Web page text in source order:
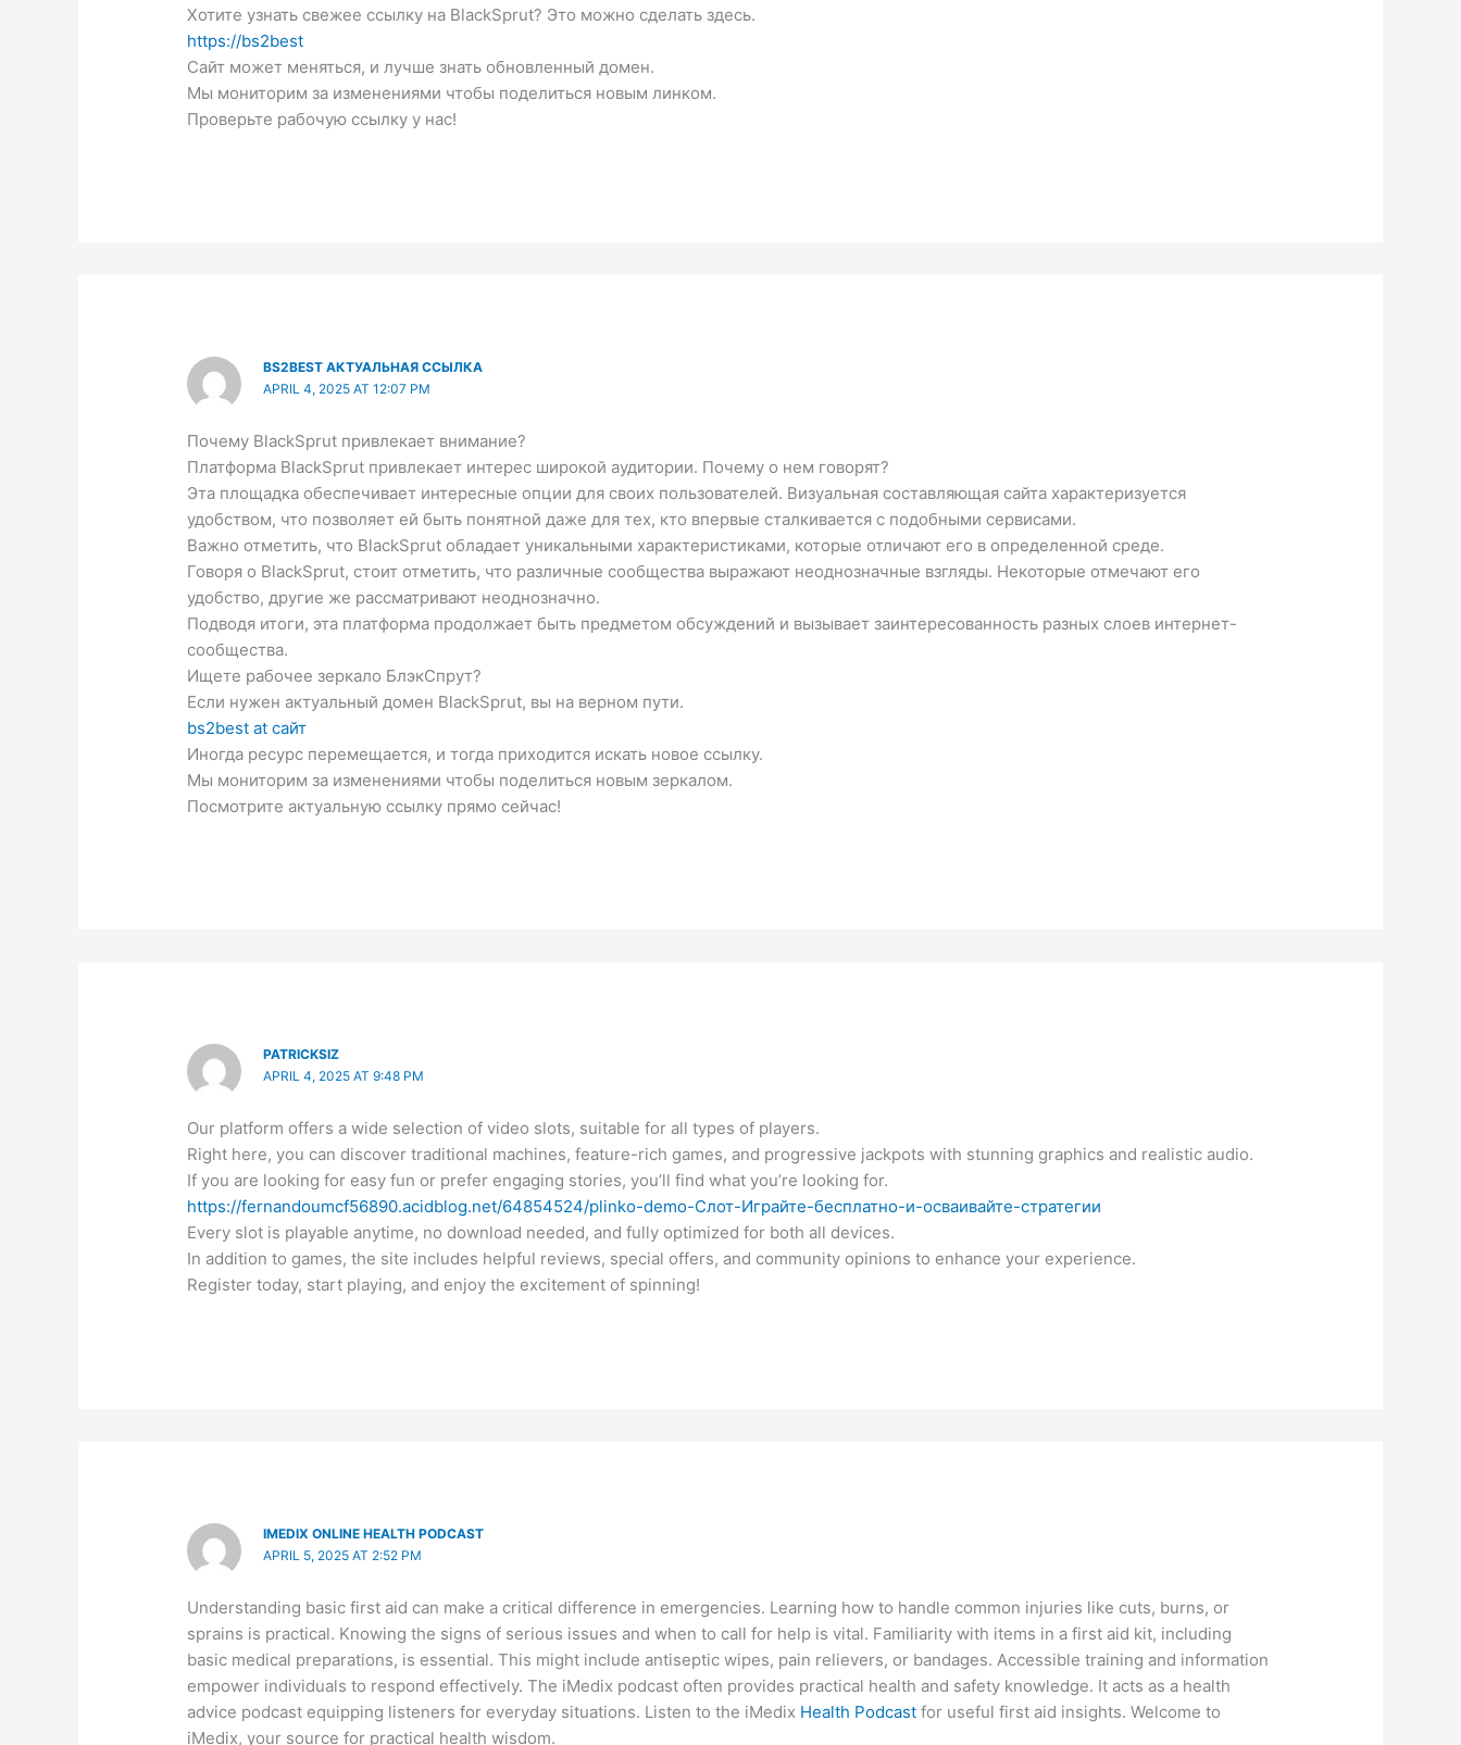
Хотите узнать свежее ссылку на BlackSprut? Это можно сделать здесь.
https://bs2best
Сайт может меняться, и лучше знать обновленный домен.
Мы мониторим за изменениями чтобы поделиться новым линком.
Проверьте рабочую ссылку у нас!
BS2BEST АКТУАЛЬНАЯ ССЫЛКА
APRIL 4, 2025 AT 12:07 PM
Почему BlackSprut привлекает внимание?
Платформа BlackSprut привлекает интерес широкой аудитории. Почему о нем говорят?
Эта площадка обеспечивает интересные опции для своих пользователей. Визуальная составляющая сайта характеризуется
удобством, что позволяет ей быть понятной даже для тех, кто впервые сталкивается с подобными сервисами.
Важно отметить, что BlackSprut обладает уникальными характеристиками, которые отличают его в определенной среде.
Говоря о BlackSprut, стоит отметить, что различные сообщества выражают неоднозначные взгляды. Некоторые отмечают его
удобство, другие же рассматривают неоднозначно.
Подводя итоги, эта платформа продолжает быть предметом обсуждений и вызывает заинтересованность разных слоев интернет-
сообщества.
Ищете рабочее зеркало БлэкСпрут?
Если нужен актуальный домен BlackSprut, вы на верном пути.
bs2best at сайт
Иногда ресурс перемещается, и тогда приходится искать новое ссылку.
Мы мониторим за изменениями чтобы поделиться новым зеркалом.
Посмотрите актуальную ссылку прямо сейчас!
PATRICKSIZ
APRIL 4, 2025 AT 9:48 PM
Our platform offers a wide selection of video slots, suitable for all types of players.
Right here, you can discover traditional machines, feature-rich games, and progressive jackpots with stunning graphics and realistic audio.
If you are looking for easy fun or prefer engaging stories, you’ll find what you’re looking for.
https://fernandoumcf56890.acidblog.net/64854524/plinko-demo-Слот-Играйте-бесплатно-и-осваивайте-стратегии
Every slot is playable anytime, no download needed, and fully optimized for both all devices.
In addition to games, the site includes helpful reviews, special offers, and community opinions to enhance your experience.
Register today, start playing, and enjoy the excitement of spinning!
IMEDIX ONLINE HEALTH PODCAST
APRIL 5, 2025 AT 2:52 PM
Understanding basic first aid can make a critical difference in emergencies. Learning how to handle common injuries like cuts, burns, or
sprains is practical. Knowing the signs of serious issues and when to call for help is vital. Familiarity with items in a first aid kit, including
basic medical preparations, is essential. This might include antiseptic wipes, pain relievers, or bandages. Accessible training and information
empower individuals to respond effectively. The iMedix podcast often provides practical health and safety knowledge. It acts as a health
advice podcast equipping listeners for everyday situations. Listen to the iMedix Health Podcast for useful first aid insights. Welcome to
iMedix, your source for practical health wisdom.